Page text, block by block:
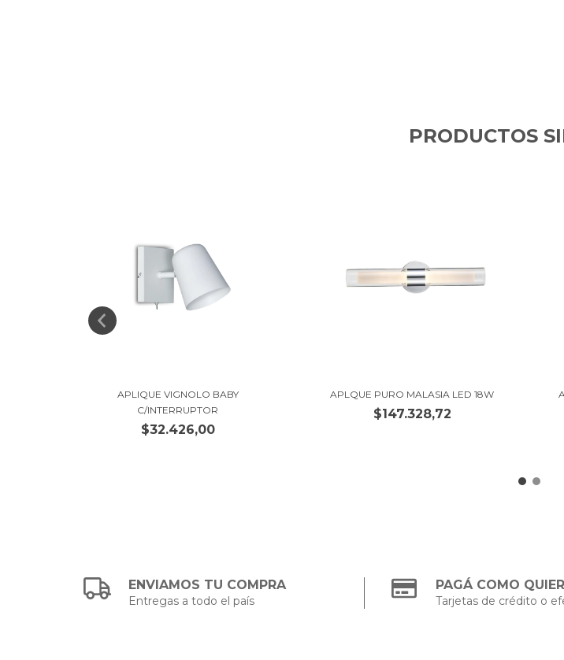
PRODUCTOS
APLIQUE VIGNOLO BABY
C/INTERRUPTOR
$32.426,00
APLQUE PURO MALASIA LED 18W
$147.328,72
ENVIAMOS TU COMPRA
Entregas a todo el país
PAGÁ COMO
Tarjetas de crédito o